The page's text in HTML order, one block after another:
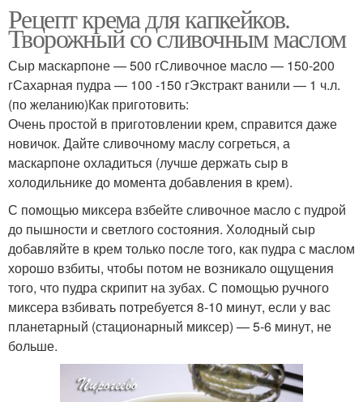
Рецепт крема для капкейков.
Творожный со сливочным маслом
Сыр маскарпоне — 500 гСливочное масло — 150-200
гСахарная пудра — 100 -150 гЭкстракт ванили — 1 ч.л.
(по желанию)Как приготовить:
Очень простой в приготовлении крем, справится даже
новичок. Дайте сливочному маслу согреться, а
маскарпоне охладиться (лучше держать сыр в
холодильнике до момента добавления в крем).
С помощью миксера взбейте сливочное масло с пудрой
до пышности и светлого состояния. Холодный сыр
добавляйте в крем только после того, как пудра с маслом
хорошо взбиты, чтобы потом не возникало ощущения
того, что пудра скрипит на зубах. С помощью ручного
миксера взбивать потребуется 8-10 минут, если у вас
планетарный (стационарный миксер) — 5-6 минут, не
больше.